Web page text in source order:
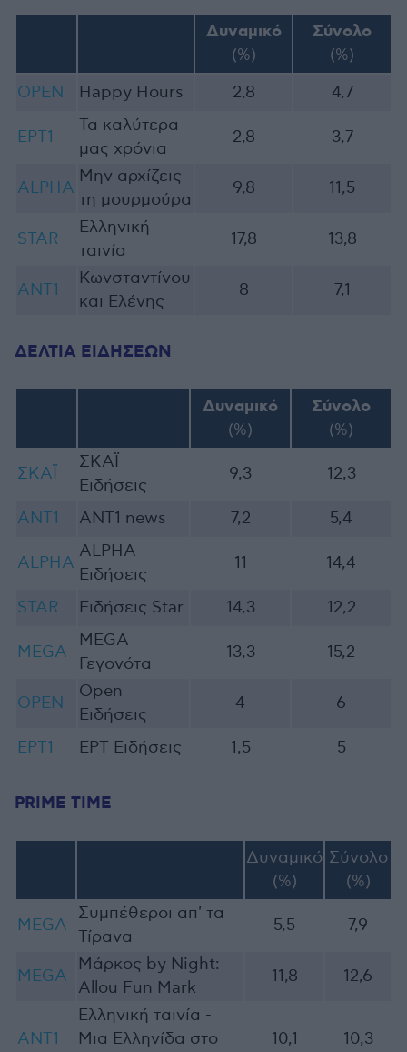
Δυναμικό
(%)
Σύνολο
(%)
OPEN
Happy Hours 2,8 4,7
ΕΡΤ1
Τα καλύτερα
μας χρόνια
2,8 3,7
ALPHA
Μην αρχίζεις
τη μουρμούρα
9,8 11,5
STAR
Ελληνική
ταινία
17,8 13,8
ΑΝΤ1
Κωνσταντίνου
και Ελένης
8 7,1
ΔΕΛΤΙΑ ΕΙΔΗΣΕΩΝ
Δυναμικό
(%)
Σύνολο
(%)
ΣΚΑΪ
ΣΚΑΪ
Ειδήσεις
9,3 12,3
ΑΝΤ1 ANT1 news 7,2 5,4
ALPHA
ALPHA
Ειδήσεις
11 14,4
STAR Ειδήσεις Star 14,3 12,2
MEGA
MEGA
Γεγονότα
13,3 15,2
OPEN
Open
Ειδήσεις
4 6
ΕΡΤ1 EΡΤ Ειδήσεις 1,5 5
PRIME TIME
Δυναμικό
(%)
Σύνολο
(%)
MEGA
Συμπέθεροι απ' τα
Τίρανα
5,5 7,9
MEGA
Μάρκος by Night:
Allou Fun Mark
11,8 12,6
ΑΝΤ1
Ελληνική ταινία -
Μια Ελληνίδα στο
10,1 10,3